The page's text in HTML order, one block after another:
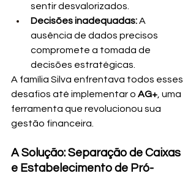
sentir desvalorizados.
Decisões inadequadas: A
ausência de dados precisos
compromete a tomada de
decisões estratégicas.
A família Silva enfrentava todos esses
desafios até implementar o AG+ , uma
ferramenta que revolucionou sua
gestão financeira.
A Solução: Separação de Caixas
e Estabelecimento de Pró-